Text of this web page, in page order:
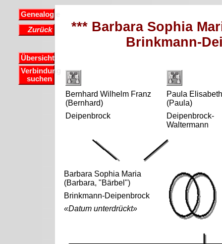
Genealogie
Zurück
Übersicht
Verbindung
suchen
*** Barbara Sophia
Brinkmann-
Bernhard Wilhelm Franz
(Bernhard)
Deipenbrock
Paula
(Paula)
Deipenbrock-
Waltermann
Barbara Sophia Maria
(Barbara, "Bärbel")
Brinkmann-Deipenbrock
«Datum unterdrückt»